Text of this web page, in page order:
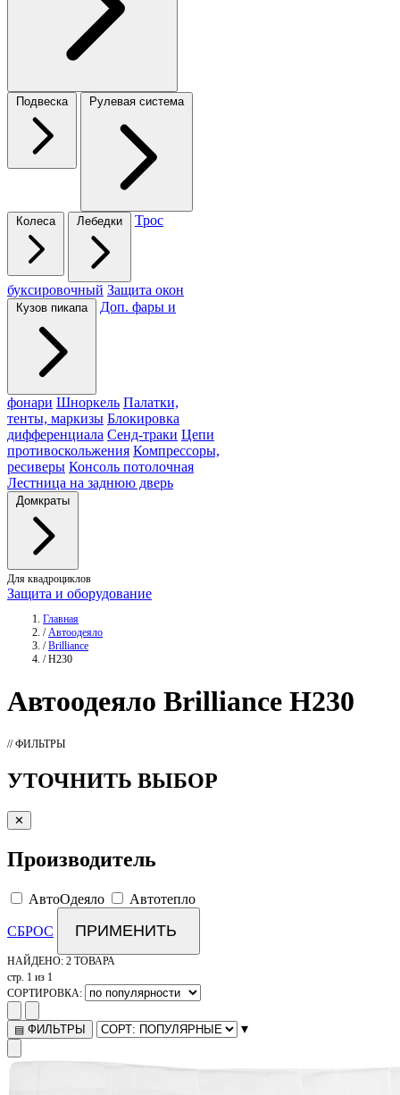
Подвеска Рулевая система
Колеса Лебедки Трос
буксировочный Защита окон
Кузов пикапа Доп. фары и
фонари Шноркель Палатки,
тенты, маркизы Блокировка
дифференциала Сенд-траки Цепи
противоскольжения Компрессоры,
ресиверы Консоль потолочная
Лестница на заднюю дверь
Домкраты
Для квадроциклов
Защита и оборудование
Главная
/ Автоодеяло
/ Brilliance
/ H230
Автоодеяло Brilliance H230
// ФИЛЬТРЫ
УТОЧНИТЬ ВЫБОР
✕
Производитель
АвтоОдеяло Автотепло
СБРОС ПРИМЕНИТЬ
НАЙДЕНО: 2 ТОВАРА
стр. 1 из 1
СОРТИРОВКА:
▤ ФИЛЬТРЫ ▾